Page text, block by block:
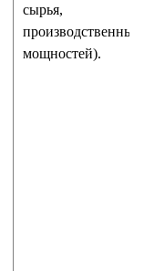
сырья,
производственных
мощностей).